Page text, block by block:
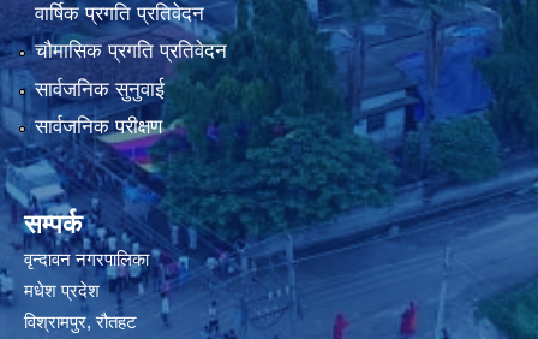
वार्षिक प्रगति प्रतिवेदन
चौमासिक प्रगति प्रतिवेदन
सार्वजनिक सुनुवाई
सार्वजनिक परीक्षण
सम्पर्क
वृन्दावन नगरपालिका
मधेश प्रदेश
विश्रामपुर, रौतहट